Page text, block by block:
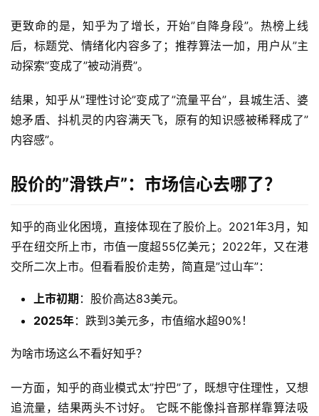
更致命的是，知乎为了增长，开始”自降身段”。热榜上线
后，标题党、情绪化内容多了；推荐算法一加，用户从”主
动探索”变成了”被动消费”。
结果，知乎从”理性讨论”变成了”流量平台”，县城生活、婆
媳矛盾、抖机灵的内容满天飞，原有的知识感被稀释成了”
内容感”。
股价的”滑铁卢”：市场信心去哪了？
知乎的商业化困境，直接体现在了股价上。2021年3月，知
乎在纽交所上市，市值一度超55亿美元；2022年，又在港
交所二次上市。但看看股价走势，简直是”过山车”：
上市初期 ：股价高达83美元。
2025年：跌到3美元多，市值缩水超90%！
为啥市场这么不看好知乎？
一方面，知乎的商业模式太”拧巴”了，既想守住理性，又想
追流量，结果两头不讨好。 它既不能像抖音那样靠算法吸